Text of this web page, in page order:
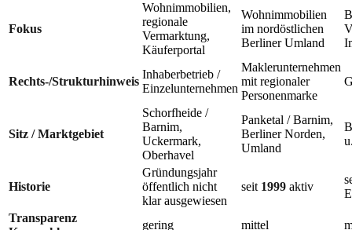
Fokus
Wohnimmobilien,
regionale
Vermarktung,
Käuferportal
Wohnimmobilien
im nordöstlichen
Berliner Umland
Rechts-/Strukturhinweis
Inhaberbetrieb /
Einzelunternehmen
Maklerunternehmen
mit regionaler
Personenmarke
Sitz / Marktgebiet
Schorfheide /
Barnim,
Uckermark,
Oberhavel
Panketal / Barnim,
Berliner Norden,
Umland
Historie
Gründungsjahr
öffentlich nicht
klar ausgewiesen
seit 1999 aktiv
Transparenz
gering mittel